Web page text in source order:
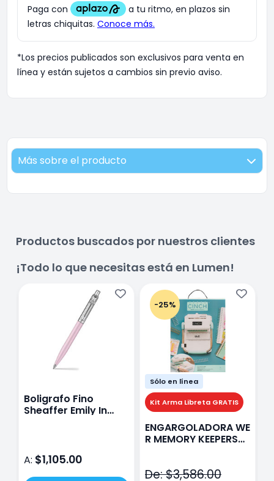
*Los precios publicados son exclusivos para venta en
línea y están sujetos a cambios sin previo aviso.
Más sobre el producto
Productos buscados por nuestros clientes
¡Todo lo que necesitas está en Lumen!
Boligrafo Fino
Sheaffer Emily In
A: $1,105.00
-25%
Sólo en línea
Kit Arma Libreta GRATIS
ENGARGOLADORA WE
R MEMORY KEEPERS
De: $3,586.00